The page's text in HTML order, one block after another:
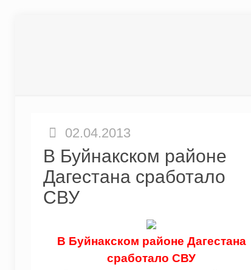
02.04.2013
В Буйнакском районе
Дагестана сработало
СВУ
В Буйнакском районе Дагестана
сработало СВУ